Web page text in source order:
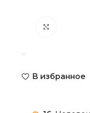
В избранное